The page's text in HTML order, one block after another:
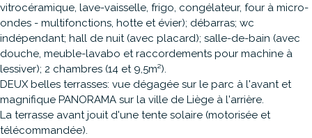
vitrocéramique, lave-vaisselle, frigo, congélateur, four à micro-
ondes - multifonctions, hotte et évier); débarras; wc
indépendant; hall de nuit (avec placard); salle-de-bain (avec
douche, meuble-lavabo et raccordements pour machine à
lessiver); 2 chambres (14 et 9,5m²).
DEUX belles terrasses: vue dégagée sur le parc à l'avant et
magnifique PANORAMA sur la ville de Liège à l'arrière.
La terrasse avant jouit d'une tente solaire (motorisée et
télécommandée).